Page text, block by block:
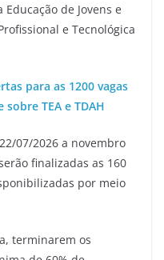
de Jovens e
e Tecnológica
para as 1200 vagas
TEA e TDAH
07/2026 a novembro
finalizadas as 160
por meio
terminarem os